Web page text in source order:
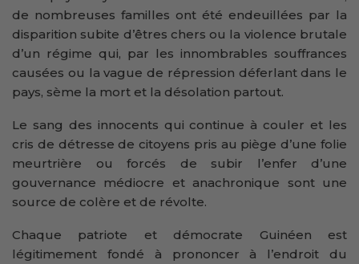
de nombreuses familles ont été endeuillées par la
disparition subite d’êtres chers ou la violence brutale
d’un régime qui, par les innombrables souffrances
causées ou la vague de répression déferlant dans le
pays, sème la mort et la désolation partout.
Le sang des innocents qui continue à couler et les
cris de détresse de citoyens pris au piège d’une folie
meurtrière ou forcés de subir l’enfer d’une
gouvernance médiocre et anachronique sont une
source de colère et de révolte.
Chaque patriote et démocrate Guinéen est
légitimement fondé à prononcer à l’endroit du